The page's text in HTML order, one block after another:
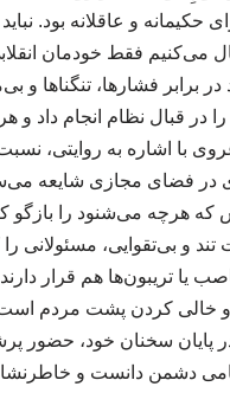
و عاقلانه بود.
می‌کنیم فقط خودمان
باید در برابر فشارها، تنگناها
در قبال نظام انجام داد و
با اشاره به روایتی،
فضای مجازی شایعه
که هرچه می‌شنود را بازگو
و بی‌تقوایی، مسئولانی را
یا تریبون‌ها هم قرار
و خالی کردن پشت مردم
پایان سخنان خود، حضور
دشمن دانست و